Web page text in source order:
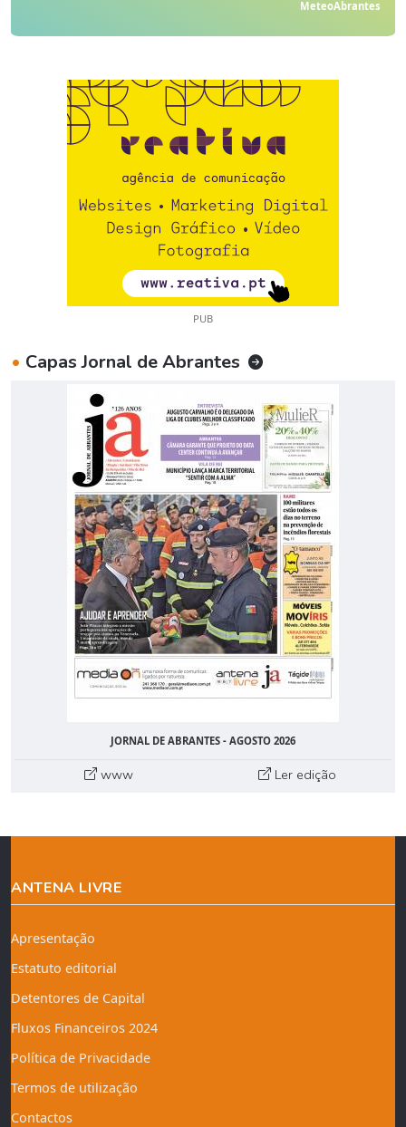
MeteoAbrantes
PUB
• Capas Jornal de Abrantes
JORNAL DE ABRANTES - AGOSTO 2026
www Ler edição
ANTENA LIVRE
Apresentação
Estatuto editorial
Detentores de Capital
Fluxos Financeiros 2024
Política de Privacidade
Termos de utilização
Contactos